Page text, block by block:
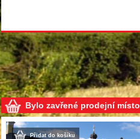
Bylo zavřené prodejní
Přidat do košíku